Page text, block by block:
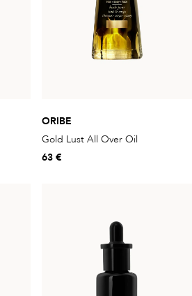
ORIBE
Gold Lust All Over Oil
63 €